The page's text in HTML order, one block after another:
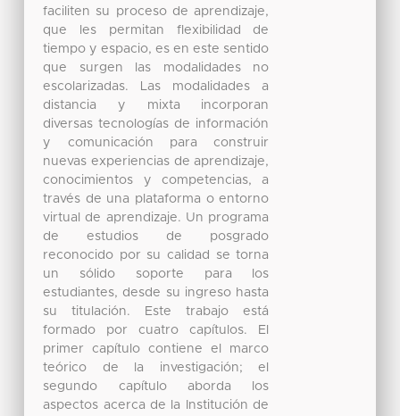
faciliten su proceso de aprendizaje,
que les permitan flexibilidad de
tiempo y espacio, es en este sentido
que surgen las modalidades no
escolarizadas. Las modalidades a
distancia y mixta incorporan
diversas tecnologías de información
y comunicación para construir
nuevas experiencias de aprendizaje,
conocimientos y competencias, a
través de una plataforma o entorno
virtual de aprendizaje. Un programa
de estudios de posgrado
reconocido por su calidad se torna
un sólido soporte para los
estudiantes, desde su ingreso hasta
su titulación. Este trabajo está
formado por cuatro capítulos. El
primer capítulo contiene el marco
teórico de la investigación; el
segundo capítulo aborda los
aspectos acerca de la Institución de